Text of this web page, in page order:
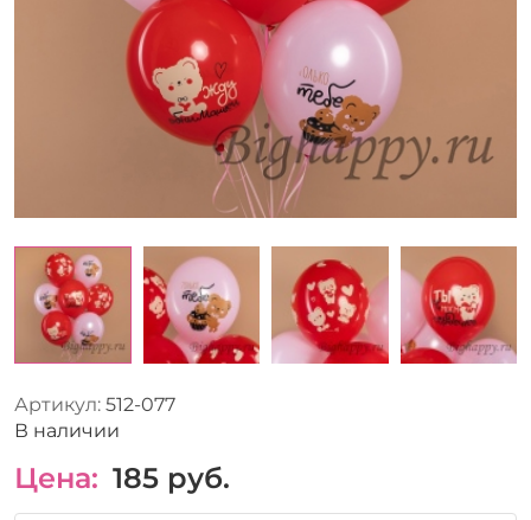
Артикул: 512-077
В наличии
Цена: 185 руб.